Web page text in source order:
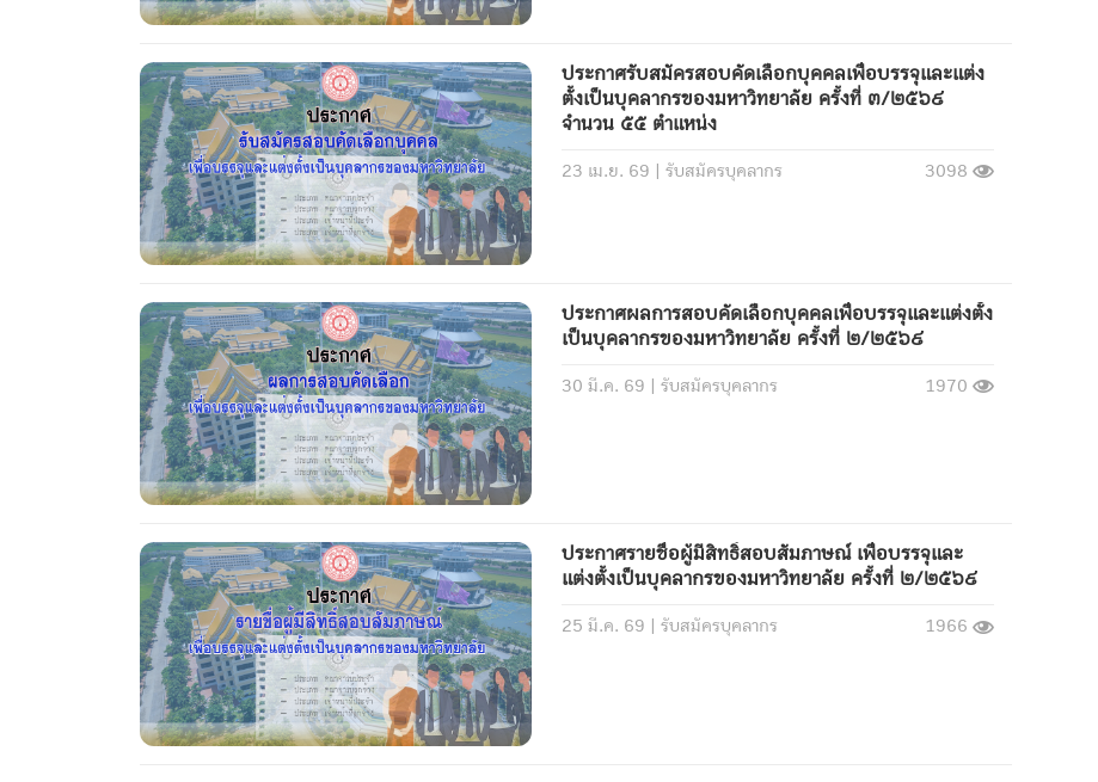
ประกาศรับสมัครสอบคัดเลือกบุคคลเพื่อบรรจุและแต่ง
ตั้งเป็นบุคลากรของมหาวิทยาลัย ครั้งที่ ๓/๒๕๖๙
จำนวน ๕๕ ตำแหน่ง
23 เม.ย. 69 | รับสมัครบุคลากร 3098
ประกาศผลการสอบคัดเลือกบุคคลเพื่อบรรจุและแต่งตั้ง
เป็นบุคลากรของมหาวิทยาลัย ครั้งที่ ๒/๒๕๖๙
30 มี.ค. 69 | รับสมัครบุคลากร 1970
ประกาศรายชื่อผู้มีสิทธิ์สอบสัมภาษณ์ เพื่อบรรจุและ
แต่งตั้งเป็นบุคลากรของมหาวิทยาลัย ครั้งที่ ๒/๒๕๖๙
25 มี.ค. 69 | รับสมัครบุคลากร 1966